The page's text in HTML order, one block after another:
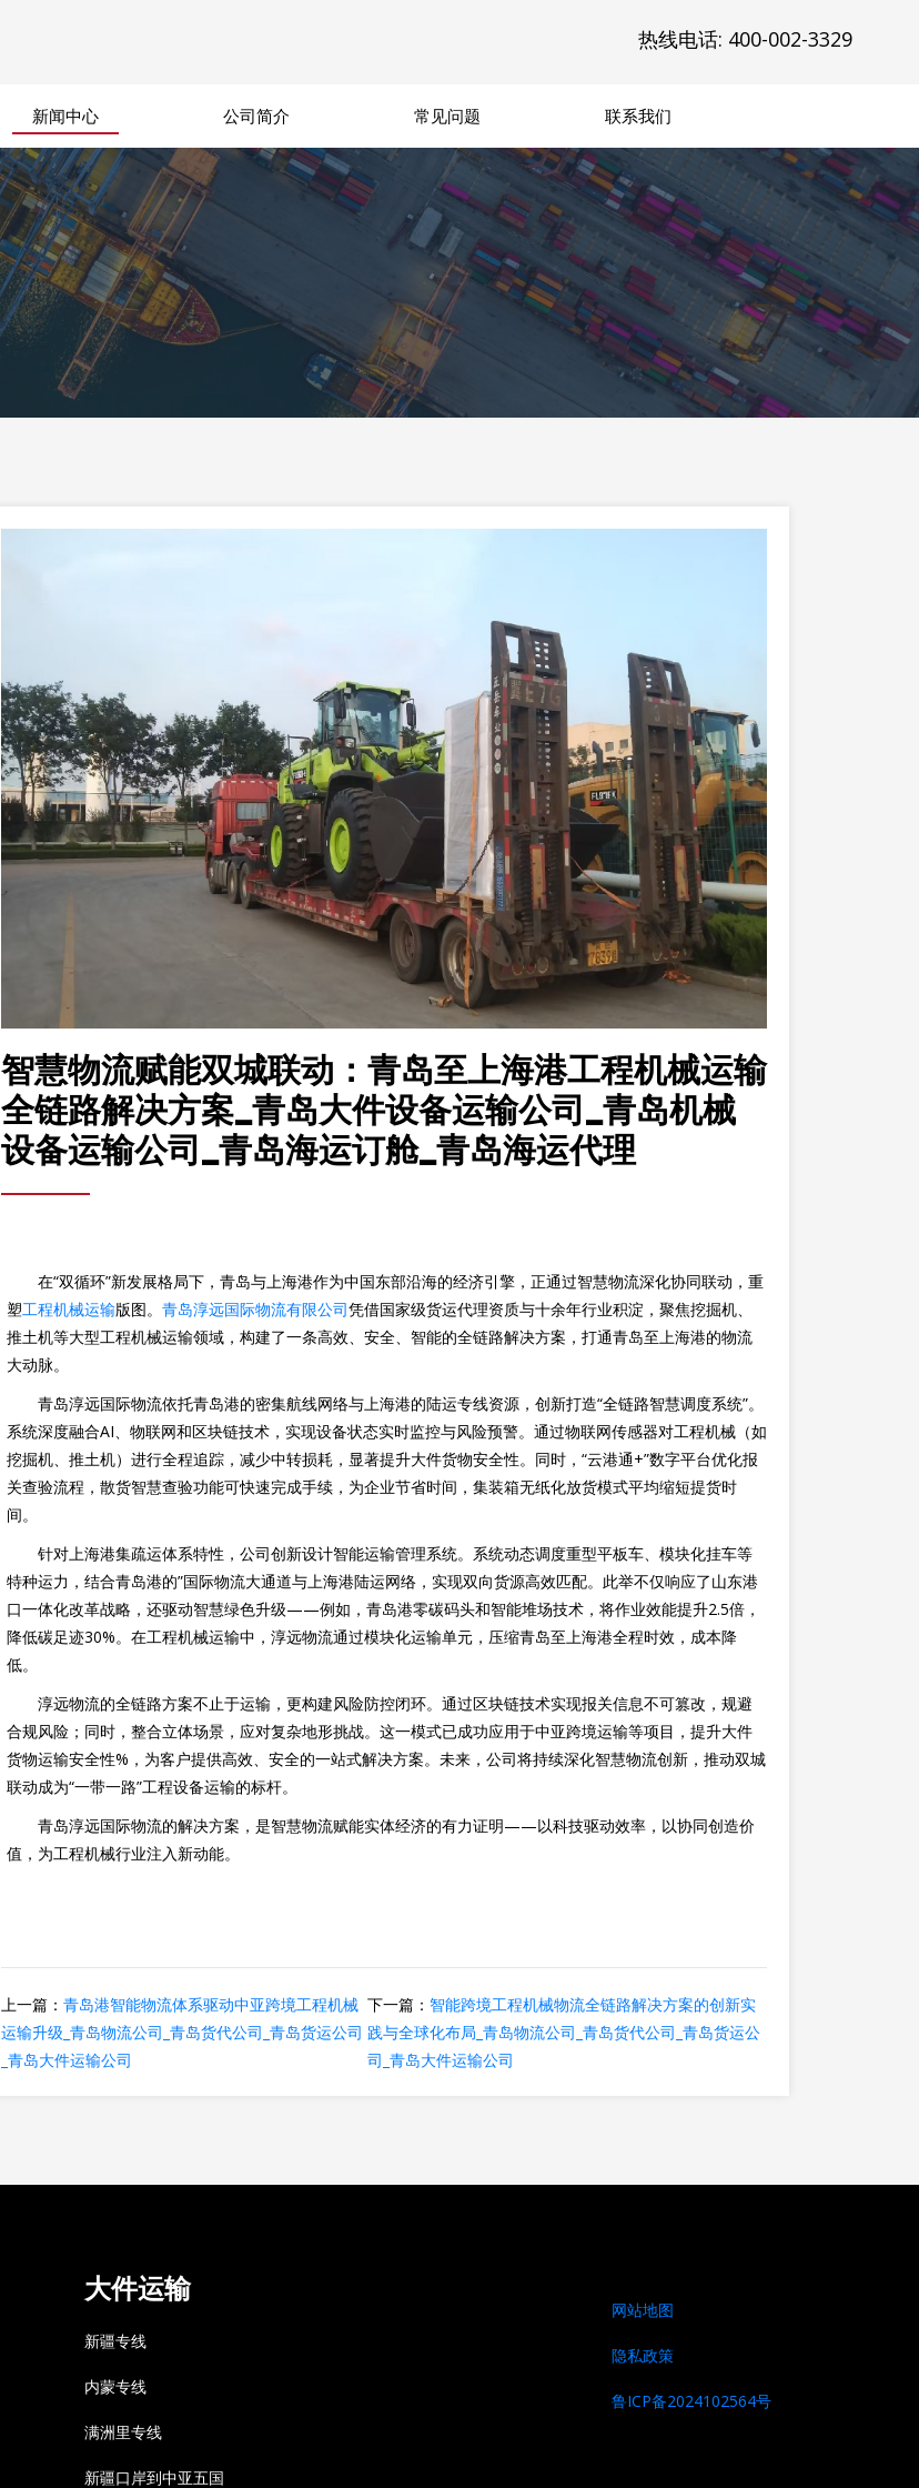
热线电话: 400-002-3329
新闻中心 公司简介 常见问题 联系我们
智慧物流赋能双城联动：青岛至上海港工程机械运输
全链路解决方案_青岛大件设备运输公司_青岛机械
设备运输公司_青岛海运订舱_青岛海运代理
在“双循环”新发展格局下，青岛与上海港作为中国东部沿海的经济引擎，正通过智慧物流深化协同联动，重
塑工程机械运输版图。 青岛淳远国际物流有限公司凭借国家级货运代理资质与十余年行业积淀，聚焦挖掘机、
推土机等大型工程机械运输领域，构建了一条高效、安全、智能的全链路解决方案，打通青岛至上海港的物流
大动脉。
青岛淳远国际物流依托青岛港的密集航线网络与上海港的陆运专线资源，创新打造“全链路智慧调度系统”。
系统深度融合AI、物联网和区块链技术，实现设备状态实时监控与风险预警。通过物联网传感器对工程机械（如
挖掘机、推土机）进行全程追踪，减少中转损耗，显著提升大件货物安全性。同时，“云港通+”数字平台优化报
关查验流程，散货智慧查验功能可快速完成手续，为企业节省时间，集装箱无纸化放货模式平均缩短提货时
间。
针对上海港集疏运体系特性，公司创新设计智能运输管理系统。系统动态调度重型平板车、模块化挂车等
特种运力，结合青岛港的”国际物流大通道与上海港陆运网络，实现双向货源高效匹配。此举不仅响应了山东港
口一体化改革战略，还驱动智慧绿色升级——例如，青岛港零碳码头和智能堆场技术，将作业效能提升2.5倍，
降低碳足迹30%。在工程机械运输中，淳远物流通过模块化运输单元，压缩青岛至上海港全程时效，成本降
低。
淳远物流的全链路方案不止于运输，更构建风险防控闭环。通过区块链技术实现报关信息不可篡改，规避
合规风险；同时，整合立体场景，应对复杂地形挑战。这一模式已成功应用于中亚跨境运输等项目，提升大件
货物运输安全性%，为客户提供高效、安全的一站式解决方案。未来，公司将持续深化智慧物流创新，推动双城
联动成为“一带一路”工程设备运输的标杆。
青岛淳远国际物流的解决方案，是智慧物流赋能实体经济的有力证明——以科技驱动效率，以协同创造价
值，为工程机械行业注入新动能。
上一篇： 青岛港智能物流体系驱动中亚跨境工程机械
运输升级_青岛物流公司_青岛货代公司_青岛货运公司
_青岛大件运输公司
下一篇： 智能跨境工程机械物流全链路解决方案的创新实
践与全球化布局_青岛物流公司_青岛货代公司_青岛货运公
司_青岛大件运输公司
大件运输
新疆专线
内蒙专线
满洲里专线
新疆口岸到中亚五国
网站地图
隐私政策
鲁ICP备2024102564号